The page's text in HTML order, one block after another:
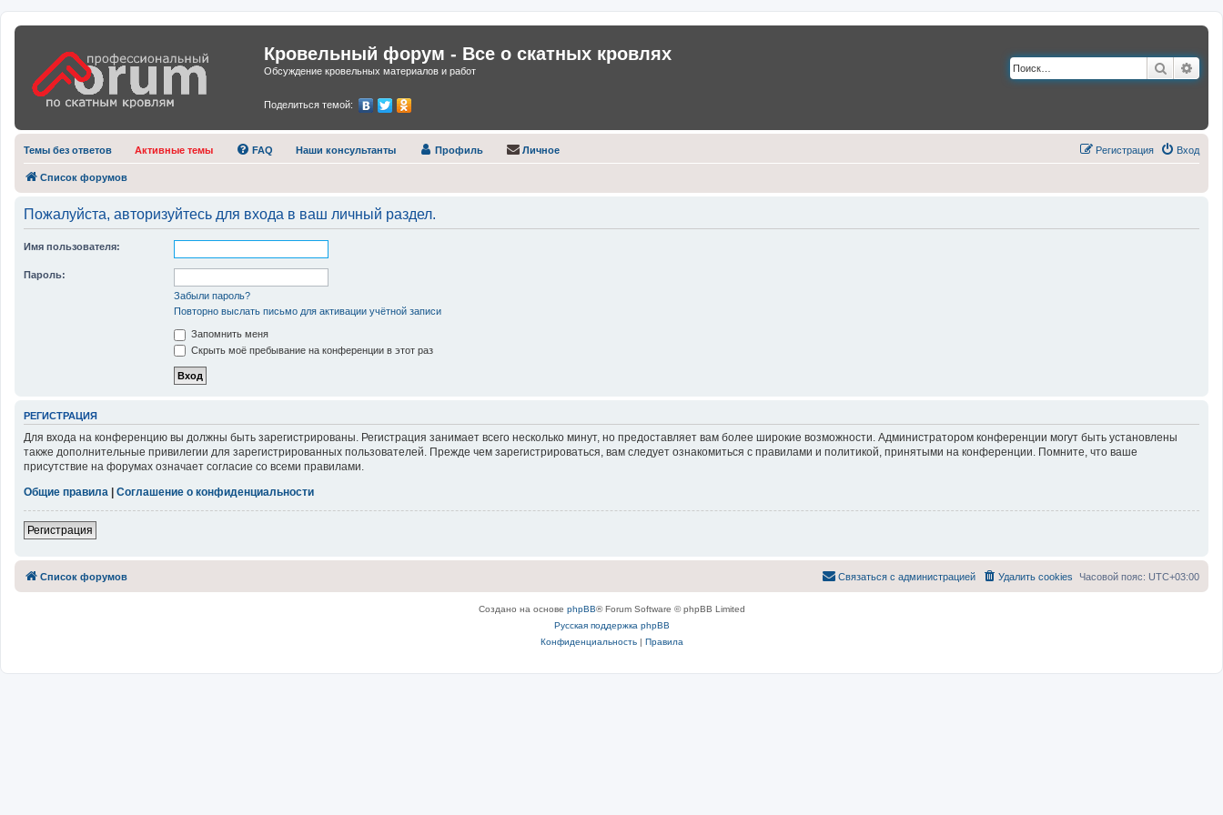
Кровельный форум - Все о скатных кровлях
Обсуждение кровельных материалов и работ
Поделиться темой:
Поиск
Темы без ответов Активные темы FAQ Наши консультанты Профиль Личное Вход
Регистрация
Список форумов
Пожалуйста, авторизуйтесь для входа в ваш личный раздел.
Имя пользователя:
Пароль:
Забыли пароль?
Повторно выслать письмо для активации учётной записи
Запомнить меня
Скрыть моё пребывание на конференции в этот раз
РЕГИСТРАЦИЯ
Для входа на конференцию вы должны быть зарегистрированы. Регистрация занимает всего несколько минут, но предоставляет вам более широкие возможности. Администратором конференции могут быть установлены
также дополнительные привилегии для зарегистрированных пользователей. Прежде чем зарегистрироваться, вам следует ознакомиться с правилами и политикой, принятыми на конференции. Помните, что ваше
присутствие на форумах означает согласие со всеми правилами.
Общие правила | Соглашение о конфиденциальности
Регистрация
Список форумов Часовой пояс: UTC+03:00
Удалить cookies
Связаться с администрацией
Создано на основе phpBB® Forum Software © phpBB Limited
Русская поддержка phpBB
Конфиденциальность| Правила